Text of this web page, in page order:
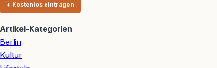
+ Kostenlos eintragen
Artikel-Kategorien
Berlin
Kultur